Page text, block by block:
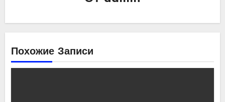
Похожие Записи